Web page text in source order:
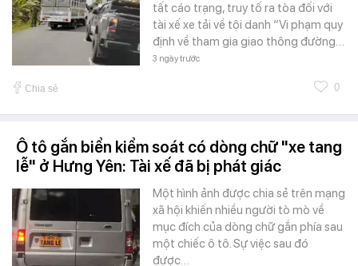
tất cáo trạng, truy tố ra tòa đối với
tài xế xe tải về tội danh “Vi phạm quy
định về tham gia giao thông đường…
3 ngày trước
Chia sẻ 0
Ô tô gắn biển kiểm soát có dòng chữ "xe tang
lễ" ở Hưng Yên: Tài xế đã bị phát giác
Một hình ảnh được chia sẻ trên mạng
xã hội khiến nhiều người tò mò về
mục đích của dòng chữ gắn phía sau
một chiếc ô tô. Sự việc sau đó
được…